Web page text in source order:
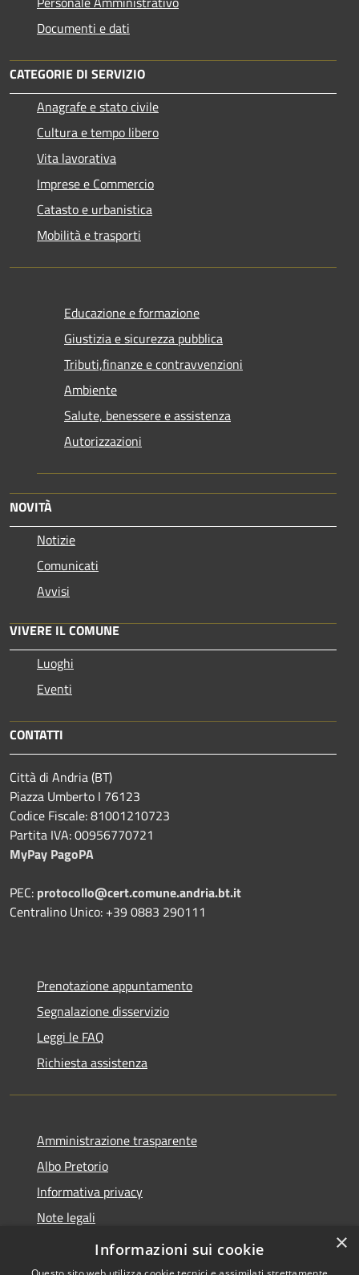
Documenti e dati
CATEGORIE DI SERVIZIO
Anagrafe e stato civile
Cultura e tempo libero
Vita lavorativa
Imprese e Commercio
Catasto e urbanistica
Mobilità e trasporti
Educazione e formazione
Giustizia e sicurezza pubblica
Tributi,finanze e contravvenzioni
Ambiente
Salute, benessere e assistenza
Autorizzazioni
NOVITÀ
Notizie
Comunicati
Avvisi
VIVERE IL COMUNE
Luoghi
Eventi
CONTATTI
Città di Andria (BT)
Piazza Umberto I 76123
Codice Fiscale: 81001210723
Partita IVA: 00956770721
MyPay PagoPA
PEC: protocollo@cert.comune.andria.bt.it
Centralino Unico: +39 0883 290111
Prenotazione appuntamento
Segnalazione disservizio
Leggi le FAQ
Richiesta assistenza
Amministrazione trasparente
Albo Pretorio
Informativa privacy
Note legali
Dichiarazione di accessibilità
×
Informazioni sui cookie